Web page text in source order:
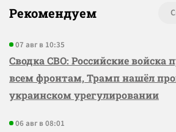
Рекомендуем
07 авг в 10:35
Сводка СВО: Российские войска
всем фронтам, Трамп нашёл
украинском урегулировании
06 авг в 08:01